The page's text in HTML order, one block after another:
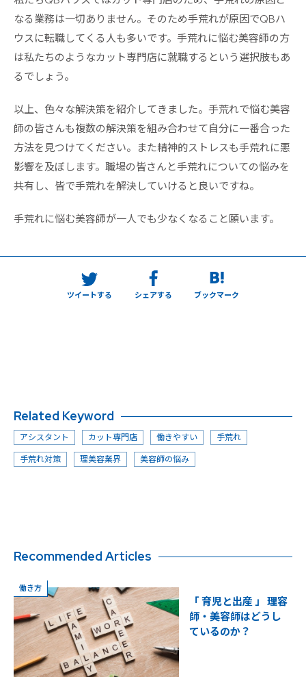
なる業務は一切ありません。そのため手荒れが原因でQBハ
ウスに転職してくる人も多いです。手荒れに悩む美容師の方
は私たちのようなカット専門店に就職するという選択肢もあ
るでしょう。
以上、色々な解決策を紹介してきました。手荒れで悩む美容
師の皆さんも複数の解決策を組み合わせて自分に一番合った
方法を見つけてください。また精神的ストレスも手荒れに悪
影響を及ぼします。職場の皆さんと手荒れについての悩みを
共有し、皆で手荒れを解決していけると良いですね。
手荒れに悩む美容師が一人でも少なくなること願います。
ツイートする シェアする ブックマーク
Related Keyword
アシスタント カット専門店 働きやすい
手荒れ
手荒れ対策
理美容業界 美容師の悩み
Recommended Articles
働き方
「 育児と出産 」 理容
師・美容師はどうし
ているのか？